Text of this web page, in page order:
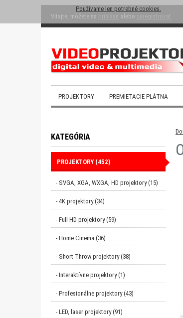
Vitajte, môžete sa alebo .
PROJEKTORY PREMIETACIE PLÁTNA
Používame len potrebné cookies.
KATEGÓRIA
PROJEKTORY (452)
- SVGA, XGA, WXGA, HD projektory (15)
- 4K projektory (34)
- Full HD projektory (59)
- Home Cinema (36)
- Short Throw projektory (38)
- Interaktívne projektory (1)
- Profesionálne projektory (43)
- LED, laser projektory (91)